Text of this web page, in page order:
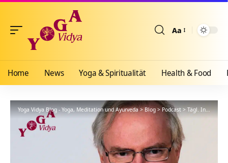
Aa
Home News Yoga & Spiritualität Health & Food
Yoga Vidya Blog - Yoga, Meditation und Ayurveda>Blog>Podcast>Tägl. Inspiration